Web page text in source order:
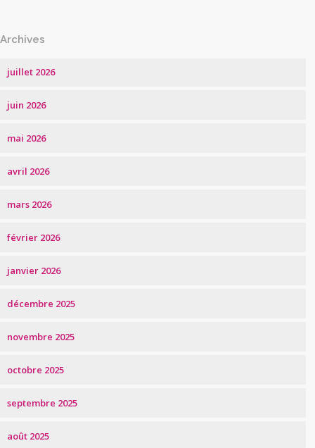
Archives
juillet 2026
juin 2026
mai 2026
avril 2026
mars 2026
février 2026
janvier 2026
décembre 2025
novembre 2025
octobre 2025
septembre 2025
août 2025